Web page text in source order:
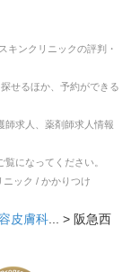
キンクリニックの評判・
せるほか、予約ができる
師求人、薬剤師求人情報
になってください。
ニック / かかりつけ
皮膚科... > 阪急西